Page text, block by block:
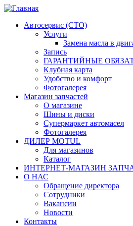
Автосервис (СТО)
Услуги
Замена масла в
Запись
ГАРАНТИЙНЫЕ
Клубная карта
Удобство и комфорт
Фотогалерея
Магазин запчастей
О магазине
Шины и диски
Супермаркет автомасел
Фотогалерея
ДИЛЕР MOTUL
Для магазинов
Каталог
ИНТЕРНЕТ-МАГАЗИН
О НАС
Обращение директора
Сотрудники
Вакансии
Новости
Контакты